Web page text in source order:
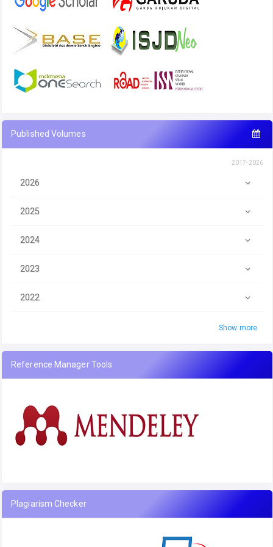
Published Volumes
2017-2026
2026
2025
2024
2023
2022
Show more
Reference Manager Tools
Plagiarism Checker